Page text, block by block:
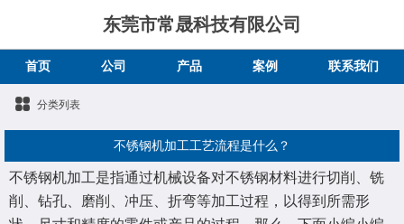
东莞市常晟科技有限公司
首页 公司 产品 案例 联系我们
分类列表
不锈钢机加工工艺流程是什么？
不锈钢机加工是指通过机械设备对不锈钢材料进行切削、铣
削、钻孔、磨削、冲压、折弯等加工过程，以得到所需形